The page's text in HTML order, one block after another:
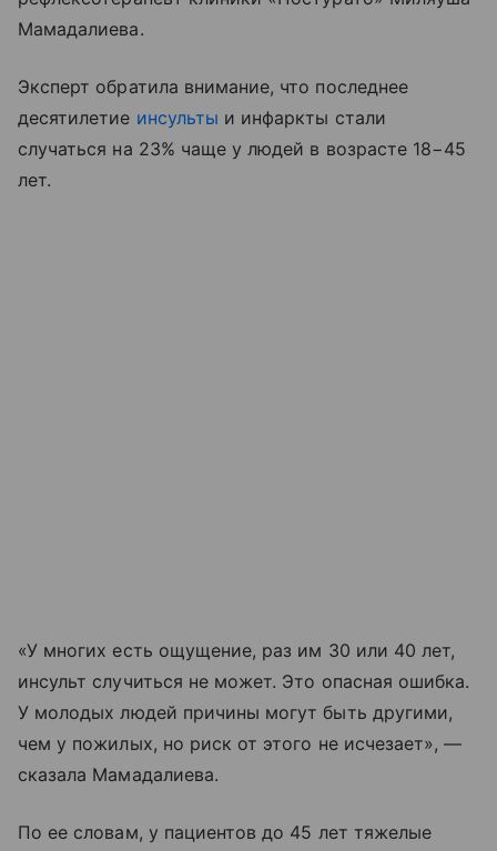
Мамадалиева.
Эксперт обратила внимание, что последнее
десятилетие инсульты и инфаркты стали
случаться на 23% чаще у людей в возрасте 18−45
лет.
«У многих есть ощущение, раз им 30 или 40 лет,
инсульт случиться не может. Это опасная ошибка.
У молодых людей причины могут быть другими,
чем у пожилых, но риск от этого не исчезает», —
сказала Мамадалиева.
По ее словам, у пациентов до 45 лет тяжелые